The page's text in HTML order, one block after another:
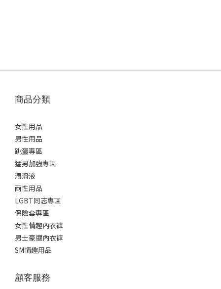
商品分類
女性用品
男性用品
跳蛋專區
猛男加強專區
潤滑液
兩性用品
LGBT同志專區
保險套專區
女性情趣內衣褲
男士豪邁內衣褲
SM情趣用品
顧客服務